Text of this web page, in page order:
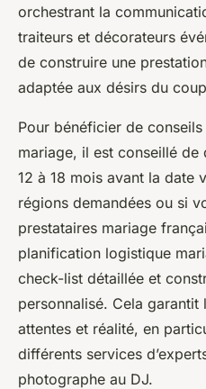
orchestrant la
traiteurs et décorateurs
de construire une
adaptée aux désirs du
Pour bénéficier de
mariage, il est conseillé
12 à 18 mois avant la date
régions demandées ou si
prestataires mariage
planification logistique
check-list détaillée et
personnalisé. Cela garantit
attentes et réalité, en
différents services
photographe au DJ.